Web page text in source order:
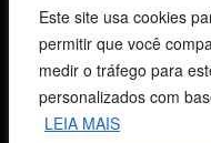
Este site usa cookies
permitir que você
medir o tráfego para
personalizados com
LEIA MAIS
Centro de Estudos
CNPJ: 29.832.607/
São Leopoldo, RS,